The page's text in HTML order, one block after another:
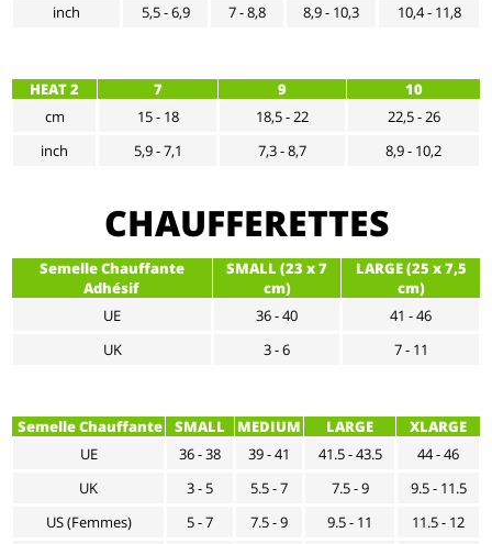
inch
5,5 - 6,9 7 - 8,8 8,9 - 10,3 10,4 - 11,8
HEAT 2 7 9
10
cm
15 - 18 18,5 - 22
22,5 - 26
inch
5,9 - 7,1 7,3 - 8,7 8,9 - 10,2
CHAUFFERETTES
Semelle Chauffante
Adhésif
SMALL (23 x 7
cm)
LARGE (25 x 7,5
cm)
UE
36 - 40
41 - 46
UK
3 - 6 7 - 11
Semelle Chauffante SMALL MEDIUM LARGE
XLARGE
UE
36 - 38 39 - 41 41.5 - 43.5
44 - 46
UK
3 - 5 5.5 - 7 7.5 - 9
9.5 - 11.5
US (Femmes)
5 - 7 7.5 - 9 9.5 - 11
11.5 - 12